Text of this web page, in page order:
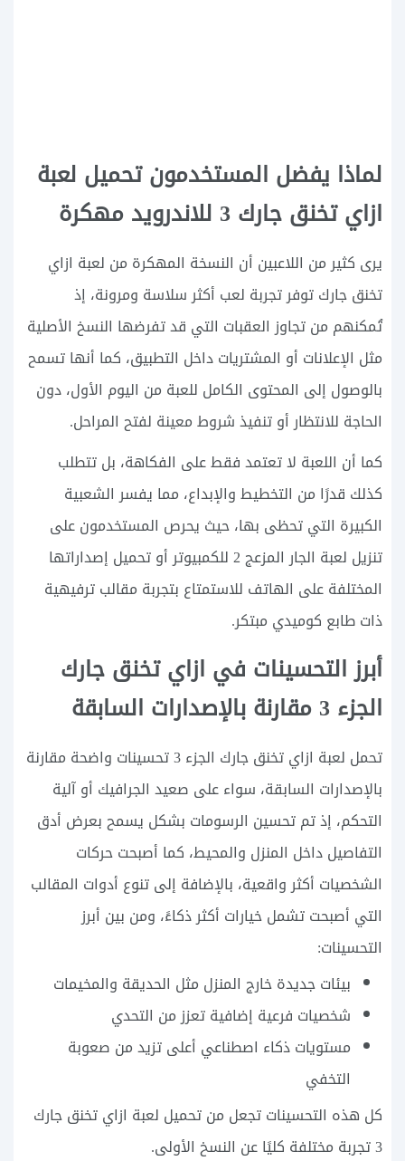
لماذا يفضل المستخدمون تحميل لعبة
ازاي تخنق جارك 3 للاندرويد مهكرة
يرى كثير من اللاعبين أن النسخة المهكرة من لعبة ازاي
تخنق جارك توفر تجربة لعب أكثر سلاسة ومرونة، إذ
تُمكنهم من تجاوز العقبات التي قد تفرضها النسخ الأصلية
مثل الإعلانات أو المشتريات داخل التطبيق، كما أنها تسمح
بالوصول إلى المحتوى الكامل للعبة من اليوم الأول، دون
الحاجة للانتظار أو تنفيذ شروط معينة لفتح المراحل.
كما أن اللعبة لا تعتمد فقط على الفكاهة، بل تتطلب
كذلك قدرًا من التخطيط والإبداع، مما يفسر الشعبية
الكبيرة التي تحظى بها، حيث يحرص المستخدمون على
تنزيل لعبة الجار المزعج 2 للكمبيوتر أو تحميل إصداراتها
المختلفة على الهاتف للاستمتاع بتجربة مقالب ترفيهية
ذات طابع كوميدي مبتكر.
أبرز التحسينات في ازاي تخنق جارك
الجزء 3 مقارنة بالإصدارات السابقة
تحمل لعبة ازاي تخنق جارك الجزء 3 تحسينات واضحة مقارنة
بالإصدارات السابقة، سواء على صعيد الجرافيك أو آلية
التحكم، إذ تم تحسين الرسومات بشكل يسمح بعرض أدق
التفاصيل داخل المنزل والمحيط، كما أصبحت حركات
الشخصيات أكثر واقعية، بالإضافة إلى تنوع أدوات المقالب
التي أصبحت تشمل خيارات أكثر ذكاءً، ومن بين أبرز
التحسينات:
بيئات جديدة خارج المنزل مثل الحديقة والمخيمات
شخصيات فرعية إضافية تعزز من التحدي
مستويات ذكاء اصطناعي أعلى تزيد من صعوبة
التخفي
كل هذه التحسينات تجعل من تحميل لعبة ازاي تخنق جارك
3 تجربة مختلفة كليًا عن النسخ الأولى.